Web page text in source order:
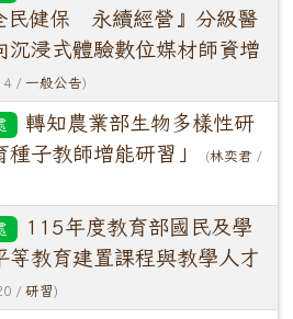
民健保 永續經營』分級醫
沉浸式體驗數位媒材師資增
/ 一般公告)
轉知農業部生物多樣性研
子教師增能研習」
(林奕君 /
115年度教育部國民及學
等教育建置課程與教學人才
/ 研習)